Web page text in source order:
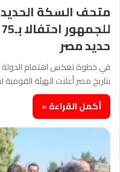
متحف السكة الحديد
حديد مصر
في خطوة تعكس اهتمام الدولة
بتاريخ مصر أعلنت الهيئة
أكمل القراءة »